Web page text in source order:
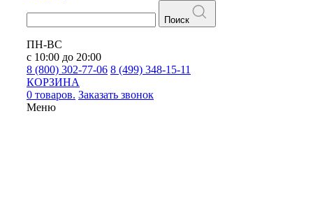
Поиск
ПН-ВС
с 10:00 до 20:00
8 (800) 302-77-06 8 (499) 348-15-11
КОРЗИНА
0 товаров. Заказать звонок
Меню